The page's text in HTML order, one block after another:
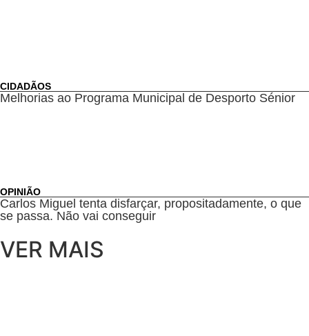
CIDADÃOS
Melhorias ao Programa Municipal de Desporto Sénior
OPINIÃO
Carlos Miguel tenta disfarçar, propositadamente, o que
se passa. Não vai conseguir
VER MAIS